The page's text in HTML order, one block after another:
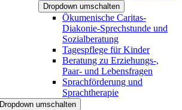
Dropdown umschalten
Ökumenische Caritas-
Diakonie-Sprechstunde und
Sozialberatung
Tagespflege für Kinder
Beratung zu Erziehungs-,
Paar- und Lebensfragen
Sprachförderung und
Sprachtherapie
Dropdown umschalten